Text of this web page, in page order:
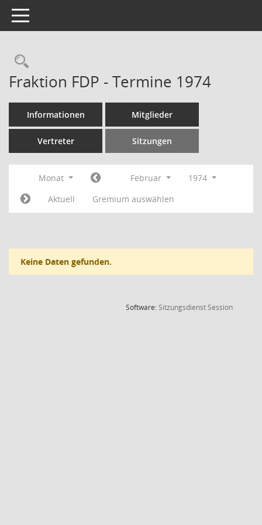
Toggle navigation
Rechercheauswahl
Fraktion FDP - Termine 1974
Informationen Mitglieder
Vertreter Sitzungen
Monat Februar
1974
Aktuell
Gremium auswählen
Keine Daten gefunden.
Software:SitzungsdienstSession(Wird in